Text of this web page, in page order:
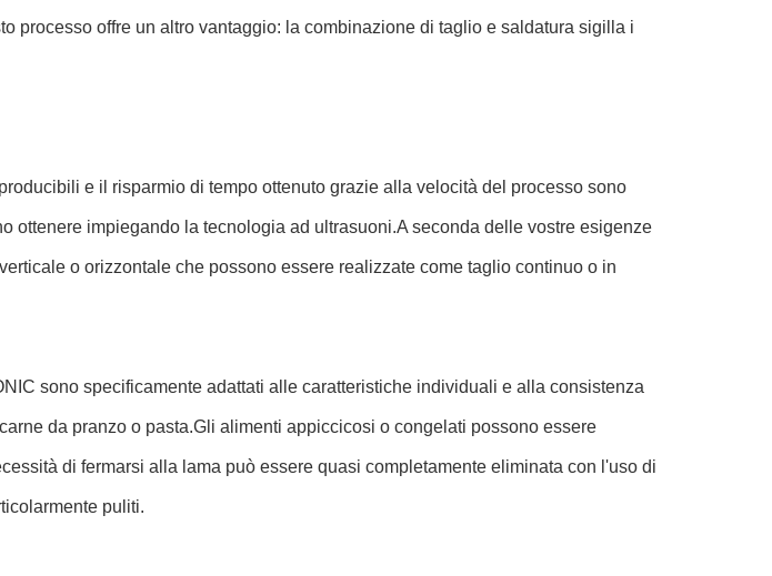
processo offre un altro vantaggio: la combinazione di taglio e saldatura sigilla i
e il risparmio di tempo ottenuto grazie alla velocità del processo sono
ottenere impiegando la tecnologia ad ultrasuoni.A seconda delle vostre esigenze
o orizzontale che possono essere realizzate come taglio continuo o in
sono specificamente adattati alle caratteristiche individuali e alla consistenza
da pranzo o pasta.Gli alimenti appiccicosi o congelati possono essere
di fermarsi alla lama può essere quasi completamente eliminata con l'uso di
puliti.